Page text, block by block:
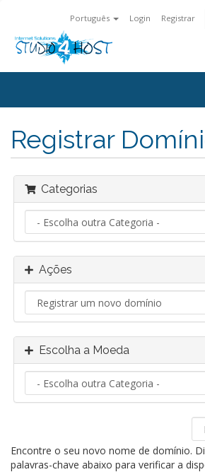
Português Login Registrar
Registrar
Categorias
Ações
Escolha a Moeda
Encontre o seu novo nome de domínio.
palavras-chave abaixo para verificar a